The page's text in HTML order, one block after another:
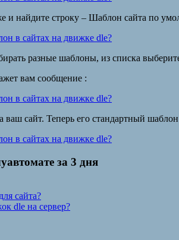
и найдите строку – Шаблон сайта по
разные шаблоны, из списка
вам сообщение :
ваш сайт. Теперь его стандартный
за 3 дня
сайта?
dle на сервер?